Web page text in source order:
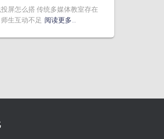
屏怎么搭 传统多媒体教室存在
生互动不足 阅读更多…